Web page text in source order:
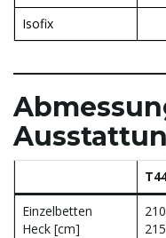
Isofix
Einzelbetten
Heck [cm]